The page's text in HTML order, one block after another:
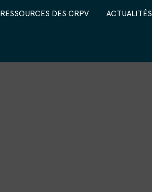
RESSOURCES DES CRPV ACTUALITÉS